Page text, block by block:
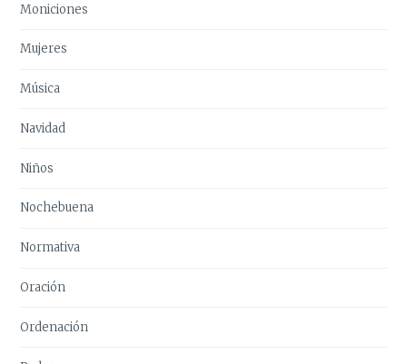
Moniciones
Mujeres
Música
Navidad
Niños
Nochebuena
Normativa
Oración
Ordenación